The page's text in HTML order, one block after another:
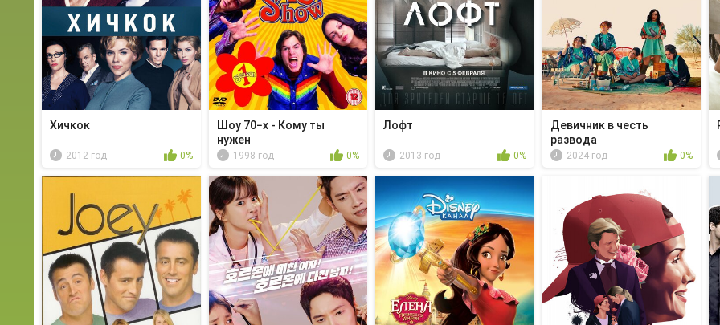
Хичкок
2012 год 0%
Шоу 70−х - Кому ты
нужен
1998 год 0%
Лофт
2013 год 0%
Девичник в честь
развода
2024 год 0%